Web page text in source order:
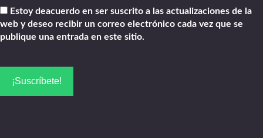
Estoy deacuerdo en ser suscrito a las actualizaciones de la
web y deseo recibir un correo electrónico cada vez que se
publique una entrada en este sitio.